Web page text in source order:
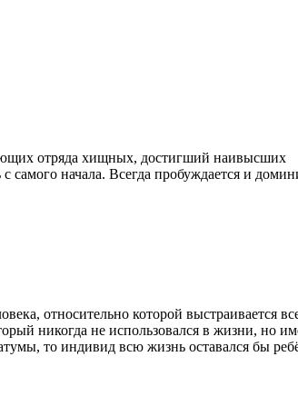
отряда хищных, достигший наивысших
самого начала. Всегда пробуждается и
относительно которой выстраивается
никогда не использовался в жизни, но
то индивид всю жизнь оставался бы